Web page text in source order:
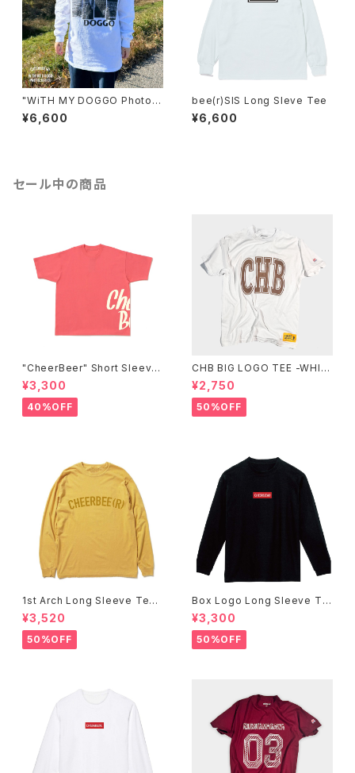
"WiTH MY DOGGO Photo"
Long Sleve Tee
¥6,600
bee(r)SIS Long Sleve Tee
¥6,600
セール中の商品
"CheerBeer" Short Sleeve
Tee
¥3,300
40%OFF
CHB BIG LOGO TEE -WHIT
E-
¥2,750
50%OFF
1st Arch Long Sleeve Tee
-Mustard-
¥3,520
50%OFF
Box Logo Long Sleeve Te
e -Black-
¥3,300
50%OFF